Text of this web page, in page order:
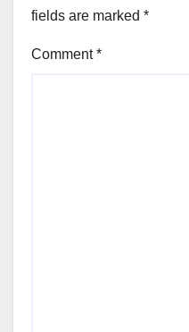
fields are marked *
Comment*